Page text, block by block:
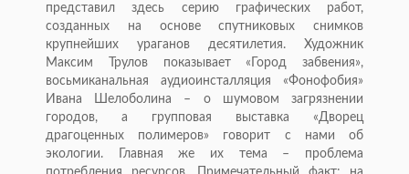
представил здесь серию графических работ,
созданных на основе спутниковых снимков
крупнейших ураганов десятилетия. Художник
Максим Трулов показывает «Город забвения»,
восьмиканальная аудиоинсталляция «Фонофобия»
Ивана Шелоболина – о шумовом загрязнении
городов, а групповая выставка «Дворец
драгоценных полимеров» говорит с нами об
экологии. Главная же их тема – проблема